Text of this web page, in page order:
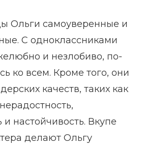
Ольги самоуверенные и
С одноклассниками
и незлобиво, по-
ко всем. Кроме того, они
качеств, таких как
настойчивость. Вкупе
делают Ольгу